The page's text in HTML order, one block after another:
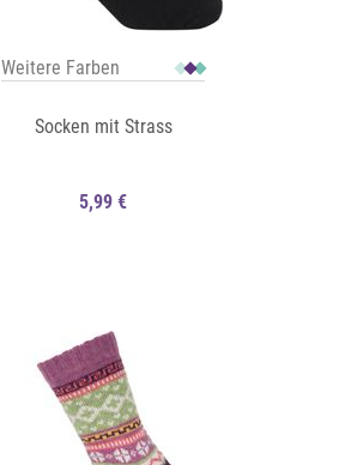
Weitere Farben
Socken mit Strass
5,99 €